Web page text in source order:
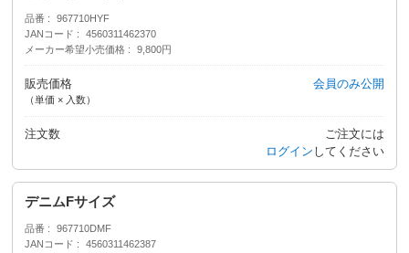
品番
967710HYF
JANコード
4560311462370
メーカー希望小売価格
9,800円
販売価格
（単価 × 入数）
会員のみ公開
注文数
ご注文には
ログイン してください
デニムFサイズ
品番
967710DMF
JANコード
4560311462387